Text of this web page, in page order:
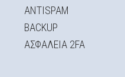
ANTISPAM
BACKUP
ΑΣΦΆΛΕΙΑ 2FA